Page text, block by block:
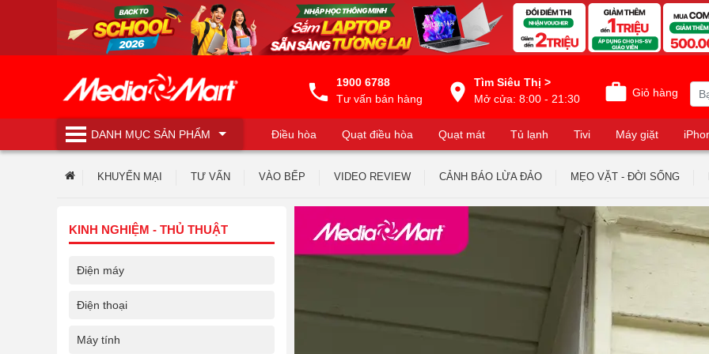
1900 6788
Tư vấn bán hàng
Tìm Siêu Thị >
Mở cửa: 8:00 - 21:30
Giỏ hàng
DANH MỤCSẢN PHẨM Điều hòa Quạt điều hòa Quạt mát Tủ lạnh Tivi Máy giặt
Máy lọc nước
KHUYẾN MẠI TƯ VẤN VÀO BẾP VIDEO REVIEW CẢNH BÁO LỪA ĐẢO MẸO VẶT - ĐỜI SỐNG
KINH NGHIỆM - THỦ THUẬT
Điện máy
Điện thoại
Máy tính